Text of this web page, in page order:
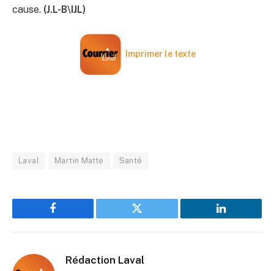
cause. (J.L-B\IJL)
Imprimer le texte
Laval Martin Matte Santé
Facebook Twitter LinkedIn
Rédaction Laval